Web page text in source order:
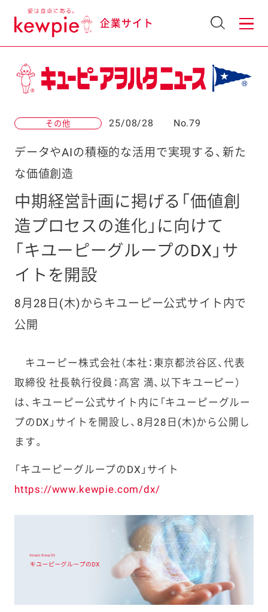
企業サイト
その他 25/08/28 No.79
データやAIの積極的な活用で実現する、新た
な価値創造
中期経営計画に掲げる「価値創
造プロセスの進化」に向けて
「キユーピーグループのDX」サ
イトを開設
8月28日(木)からキユーピー公式サイト内で
公開
キユーピー株式会社（本社：東京都渋谷区、代表
取締役 社長執行役員：髙宮 満、以下キユーピー）
は、キユーピー公式サイト内に「キユーピーグルー
プのDX」サイトを開設し、8月28日(木)から公開し
ます。
「キユーピーグループのDX」サイト
https://www.kewpie.com/dx/